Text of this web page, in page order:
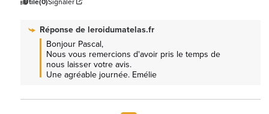
Réponse deleroidumatelas.fr
Bonjour Pascal,
Nous vous remercions d'avoir pris le temps de
nous laisser votre avis.
Une agréable journée. Emélie